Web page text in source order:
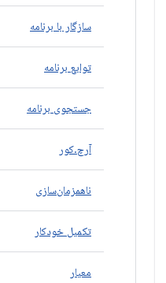
سازگار با برنامه
توابع برنامه
جستجوی برنامه
آرچ.کور
ناهمزمان‌سازی
تکمیل خودکار
معیار